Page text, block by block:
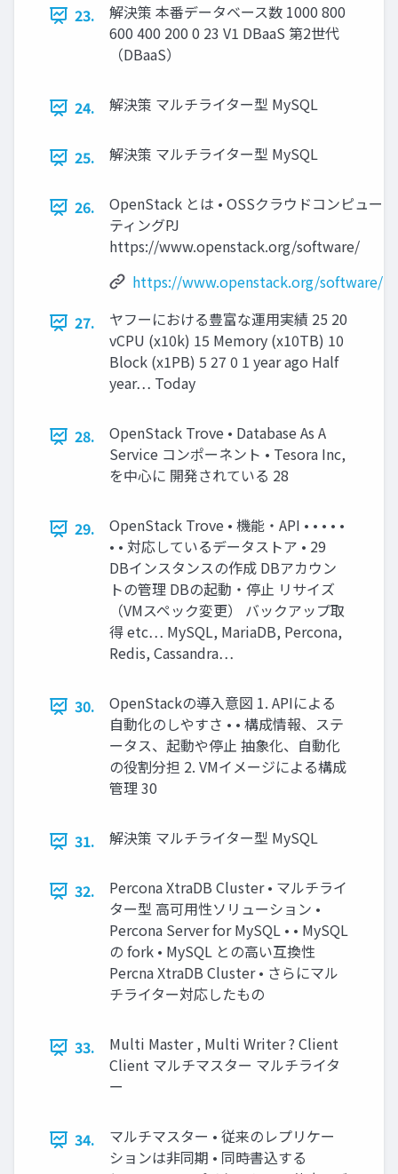
23.
解決策 本番データベース数 1000 800
600 400 200 0 23 V1 DBaaS 第2世代
（DBaaS）
24. 解決策 マルチライター型 MySQL
25. 解決策 マルチライター型 MySQL
26.
OpenStack とは • OSSクラウドコンピュー
ティングPJ
https://www.openstack.org/software/
https://www.openstack.org/software/
27.
ヤフーにおける豊富な運用実績 25 20
vCPU (x10k) 15 Memory (x10TB) 10
Block (x1PB) 5 27 0 1 year ago Half
year… Today
28.
OpenStack Trove • Database As A
Service コンポーネント • Tesora Inc,
を中心に 開発されている 28
29.
OpenStack Trove • 機能・API • • • • •
• • 対応しているデータストア • 29
DBインスタンスの作成 DBアカウン
トの管理 DBの起動・停止 リサイズ
（VMスペック変更） バックアップ取
得 etc… MySQL, MariaDB, Percona,
Redis, Cassandra…
30.
OpenStackの導入意図 1. APIによる
自動化のしやすさ • • 構成情報、ステ
ータス、起動や停止 抽象化、自動化
の役割分担 2. VMイメージによる構成
管理 30
31. 解決策 マルチライター型 MySQL
32.
Percona XtraDB Cluster • マルチライ
ター型 高可用性ソリューション •
Percona Server for MySQL • • MySQL
の fork • MySQL との高い互換性
Percna XtraDB Cluster • さらにマル
チライター対応したもの
33.
Multi Master , Multi Writer ? Client
Client マルチマスター マルチライタ
ー
34.
マルチマスター • 従来のレプリケー
ションは非同期 • 同時書込する